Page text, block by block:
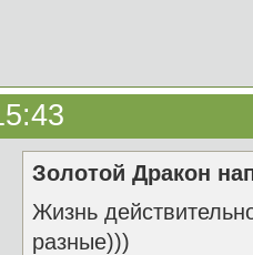
Золотой Дракон
Жизнь
разные)))